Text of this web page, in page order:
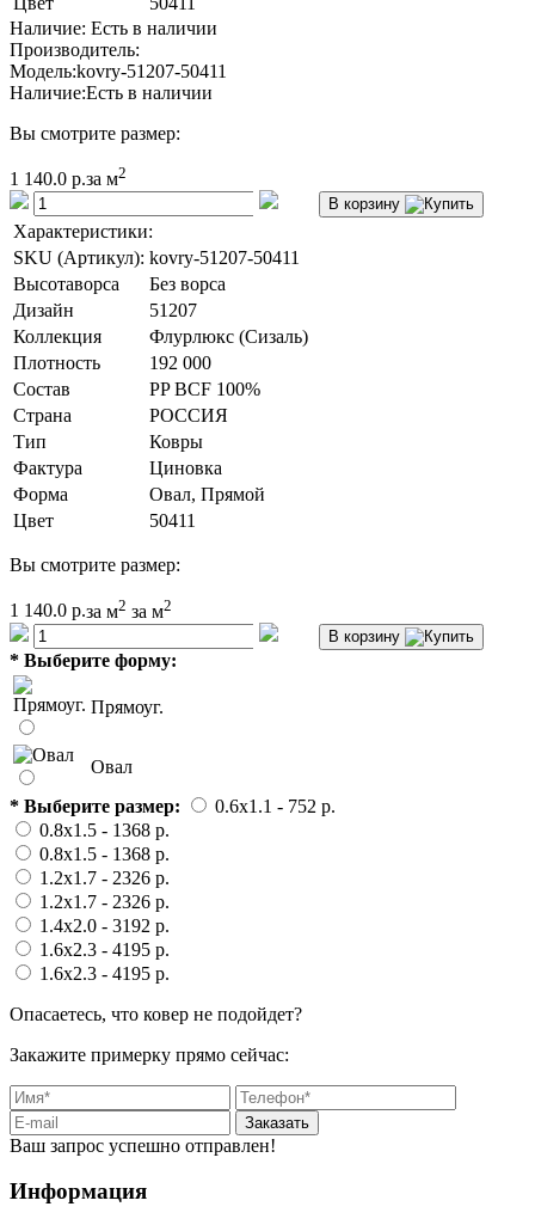
Наличие: Есть в наличии
Производитель:
Модель:kovry-51207-50411
Наличие:Есть в наличии
Вы смотрите размер:
1 140.0 р.за м2
В корзину
Характеристики:
SKU (Артикул): kovry-51207-50411
Высотаворса
Без ворса
Дизайн
51207
Коллекция
Флурлюкс (Сизаль)
Плотность
192 000
Состав
PP BCF 100%
Страна
РОССИЯ
Тип
Ковры
Фактура
Циновка
Форма
Овал, Прямой
Цвет
50411
Вы смотрите размер:
1 140.0 р.за м2 за м2
В корзину
* Выберите форму:
Прямоуг.
Овал
* Выберите размер: 0.6x1.1 - 752 p.
0.8x1.5 - 1368 p.
0.8x1.5 - 1368 p.
1.2x1.7 - 2326 p.
1.2x1.7 - 2326 p.
1.4x2.0 - 3192 p.
1.6x2.3 - 4195 p.
1.6x2.3 - 4195 p.
Опасаетесь, что ковер не подойдет?
Закажите примерку прямо сейчас:
Заказать
Ваш запрос успешно отправлен!
Информация